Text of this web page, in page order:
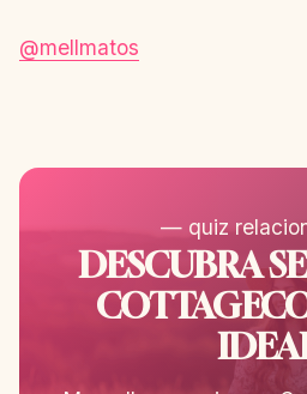
@mellmatos
— quiz
DESCUBRA